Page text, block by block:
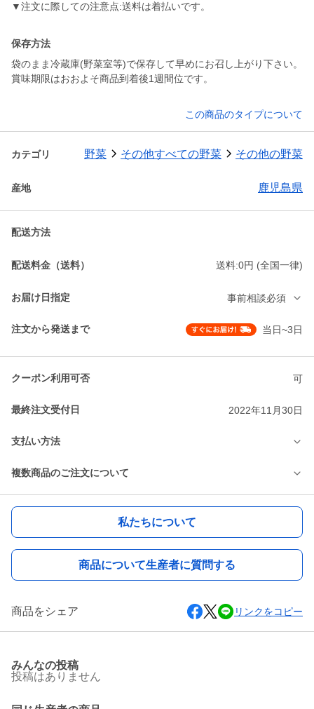
▼注文に際しての注意点:送料は着払いです。
保存方法
袋のまま冷蔵庫(野菜室等)で保存して早めにお召し上がり下さい。
賞味期限はおおよそ商品到着後1週間位です。
この商品のタイプについて
カテゴリ 野菜 その他すべての野菜 その他の野菜
産地 鹿児島県
配送方法
配送料金（送料） 送料:0円 (全国一律)
お届け日指定 事前相談必須
注文から発送まで 当日~3日
クーポン利用可否 可
最終注文受付日 2022年11月30日
支払い方法
複数商品のご注文について
私たちについて
商品について生産者に質問する
商品をシェア リンクをコピー
みんなの投稿
投稿はありません